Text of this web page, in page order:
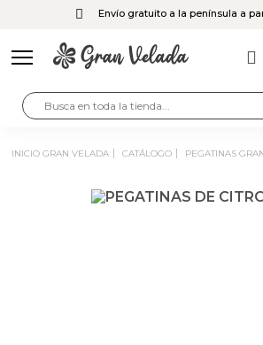
Envío gratuito a la península a
INICIO GRAN VELADA CATÁLOGO PEGATINAS